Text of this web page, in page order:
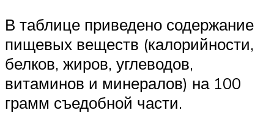
В таблице приведено содержание
пищевых веществ (калорийности,
белков, жиров, углеводов,
витаминов и минералов) на 100
грамм съедобной части.